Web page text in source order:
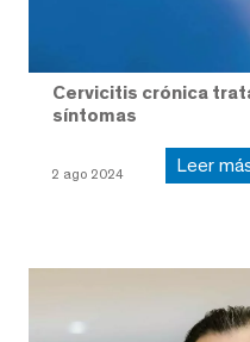
Cervicitis crónica
síntomas
2 ago 2024 Leer